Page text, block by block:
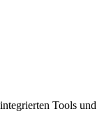
Tools und